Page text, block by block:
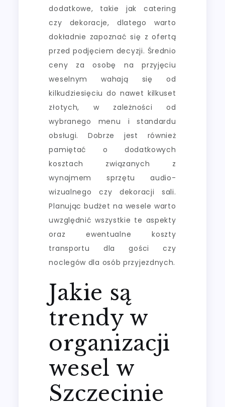
dodatkowe, takie jak catering
czy dekoracje, dlatego warto
dokładnie zapoznać się z ofertą
przed podjęciem decyzji. Średnio
ceny za osobę na przyjęciu
weselnym wahają się od
kilkudziesięciu do nawet kilkuset
złotych, w zależności od
wybranego menu i standardu
obsługi. Dobrze jest również
pamiętać o dodatkowych
kosztach związanych z
wynajmem sprzętu audio-
wizualnego czy dekoracji sali.
Planując budżet na wesele warto
uwzględnić wszystkie te aspekty
oraz ewentualne koszty
transportu dla gości czy
noclegów dla osób przyjezdnych.
Jakie są
trendy w
organizacji
wesel w
Szczecinie